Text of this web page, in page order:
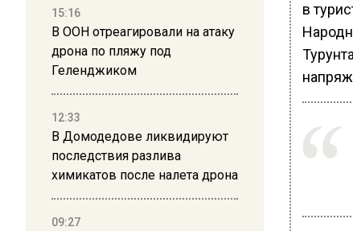
15:16
В ООН отреагировали на атаку
дрона по пляжу под
Геленджиком
12:33
В Домодедове ликвидируют
последствия разлива
химикатов после налета дрона
09:27
в